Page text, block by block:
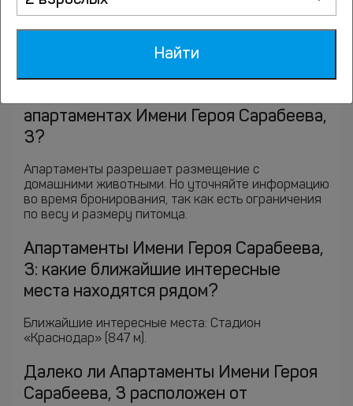
только через финансовый агрегатор Монета.Ру.
Возможно ли размещение с
апартаментах Имени Героя Сарабеева,
3?
Апартаменты разрешает размещение с
домашними животными. Но уточняйте информацию
во время бронирования, так как есть ограничения
по весу и размеру питомца.
Апартаменты Имени Героя Сарабеева,
3: какие ближайшие интересные
места находятся рядом?
Ближайшие интересные места: Стадион
«Краснодар» (847 м).
Далеко ли Апартаменты Имени Героя
Сарабеева, 3 расположен от
Найти